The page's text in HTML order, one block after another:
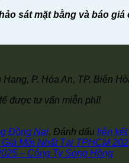
sát mặt bằng và báo
P. Hóa An, TP. Biên
được tư vấn miễn phí!
Đồng Nai. Đánh dấu liên
Mới Nhất Tại TPHCM
– Công Ty Song Hồng